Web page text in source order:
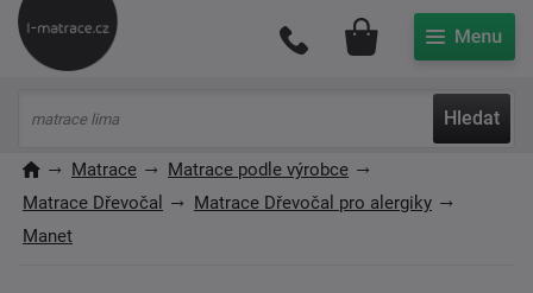
Hledat
Můj účet
Matrace
Matrace podle výrobce
Matrace Dřevočal
Matrace Dřevočal pro alergiky
Manet